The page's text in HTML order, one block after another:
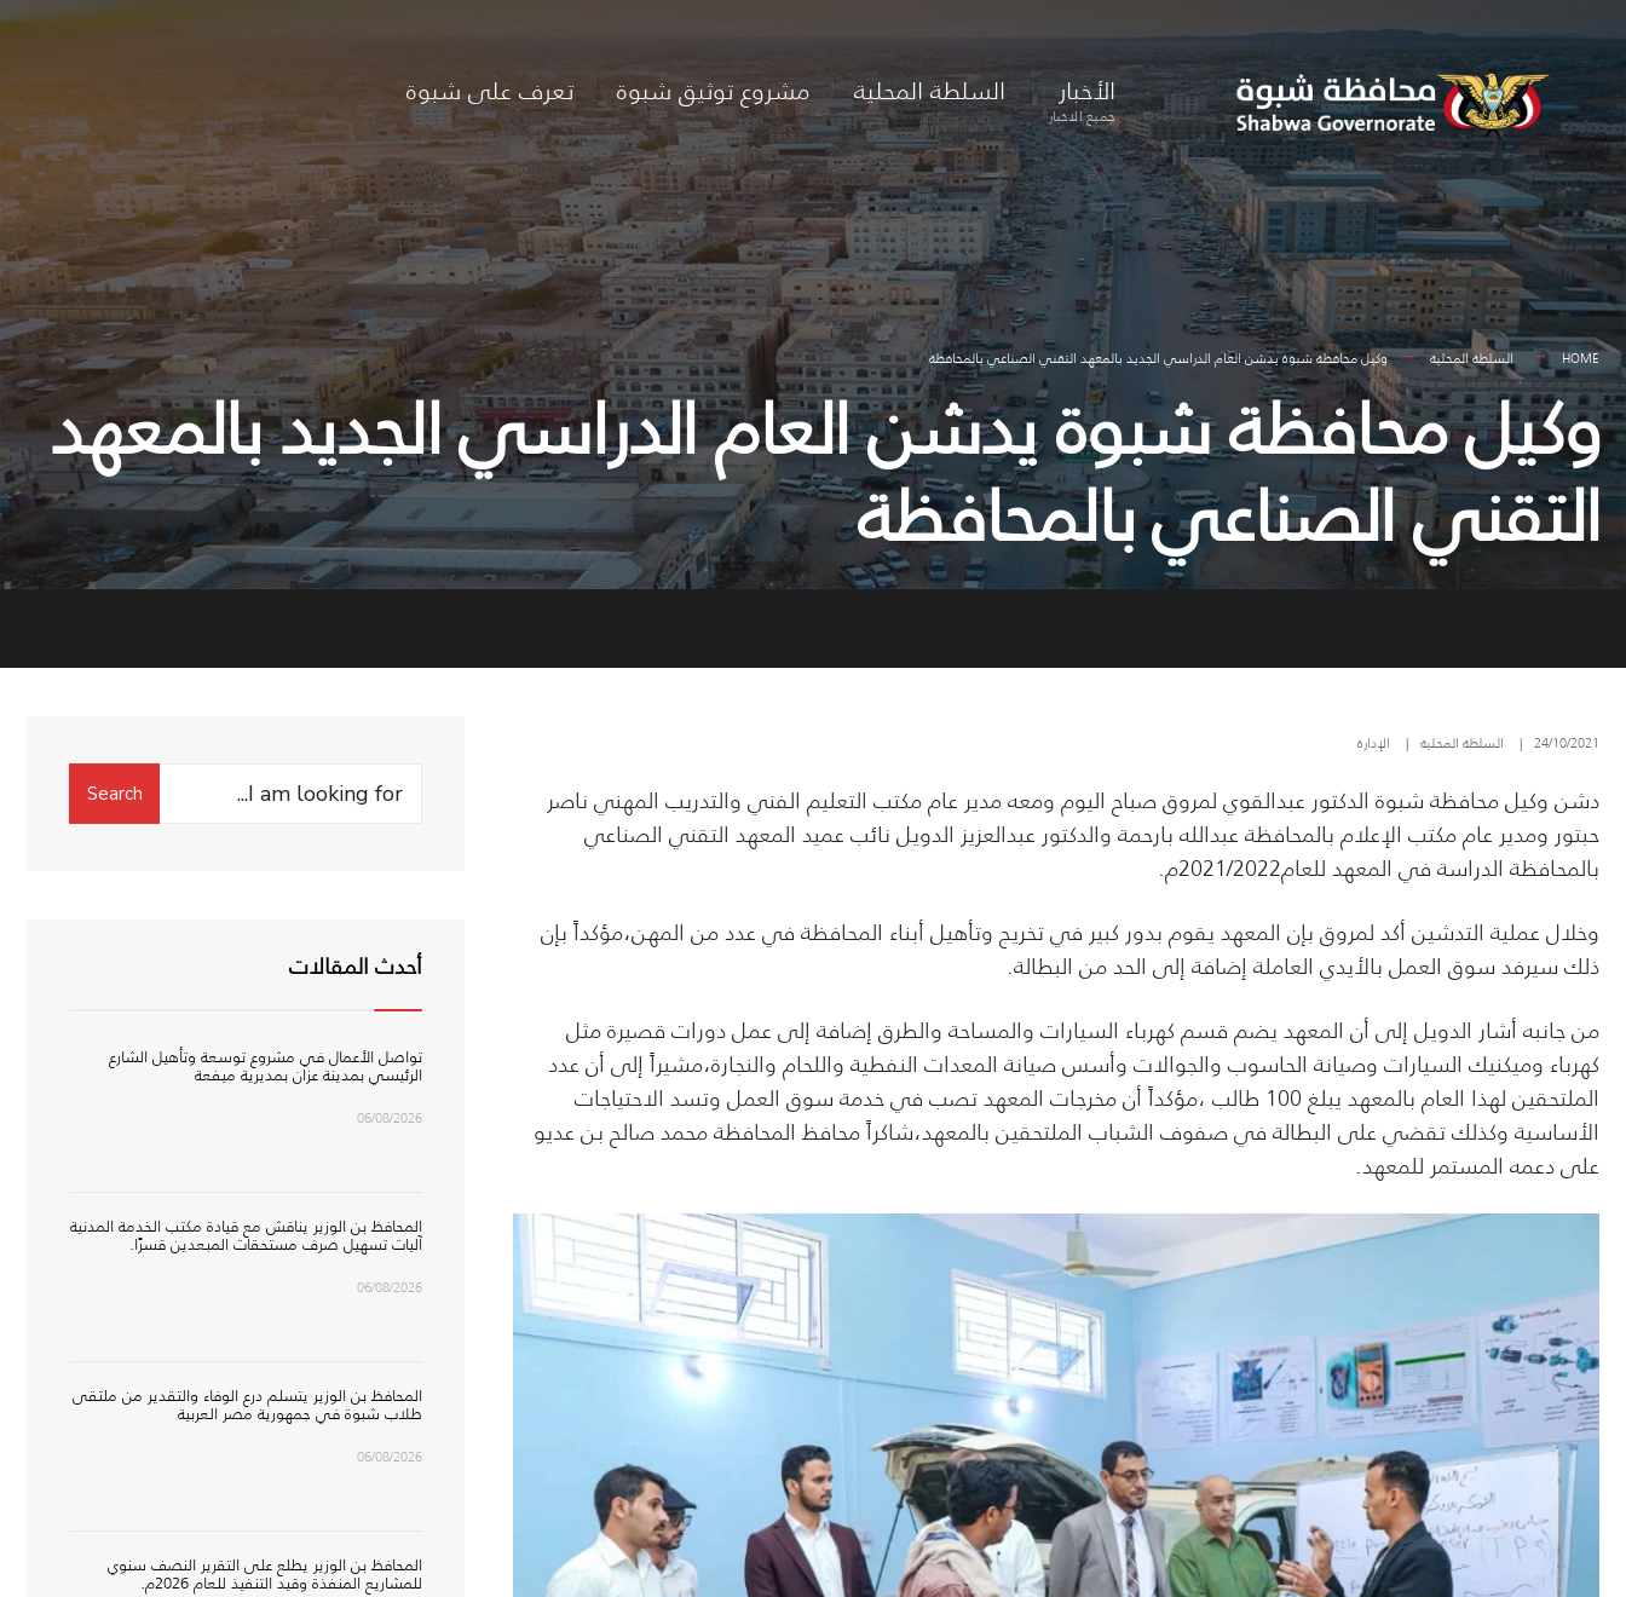
content
الأخبار
جميع الاخبار
السلطة المحلية مشروع توثيق شبوة تعرف على شبوة
HOME السلطة المحلية وكيل محافظة شبوة يدشن العام الدراسي الجديد بالمعهد التقني الصناعي بالمحافظة
وكيل محافظة شبوة يدشن العام الدراسي الجديد بالمعهد
التقني الصناعي بالمحافظة
24/10/2021
| السلطة المحلية | الإدارة
دشن وكيل محافظة شبوة الدكتور عبدالقوي لمروق صباح اليوم ومعه مدير عام مكتب التعليم الفني والتدريب المهني ناصر
حبتور ومدير عام مكتب الإعلام بالمحافظة عبدالله بارحمة والدكتور عبدالعزيز الدويل نائب عميد المعهد التقني الصناعي
بالمحافظة الدراسة في المعهد للعام2021/2022م.
وخلال عملية التدشين أكد لمروق بإن المعهد يقوم بدور كبير في تخريج وتأهيل أبناء المحافظة في عدد من المهن،مؤكداً بإن
ذلك سيرفد سوق العمل بالأيدي العاملة إضافة إلى الحد من البطالة.
من جانبه أشار الدويل إلى أن المعهد يضم قسم كهرباء السيارات والمساحة والطرق إضافة إلى عمل دورات قصيرة مثل
كهرباء وميكنيك السيارات وصيانة الحاسوب والجوالات وأسس صيانة المعدات النفطية واللحام والنجارة،مشيراً إلى أن عدد
الملتحقين لهذا العام بالمعهد يبلغ 100 طالب ،مؤكداً أن مخرجات المعهد تصب في خدمة سوق العمل وتسد الاحتياجات
الأساسية وكذلك تقضي على البطالة في صفوف الشباب الملتحقين بالمعهد،شاكراً محافظ المحافظة محمد صالح بن عديو
على دعمه المستمر للمعهد.
Search
Search
أحدث المقالات
تواصل الأعمال في مشروع توسعة وتأهيل الشارع
الرئيسي بمدينة عزان بمديرية ميفعة
06/08/2026
المحافظ بن الوزير يناقش مع قيادة مكتب الخدمة المدنية
آليات تسهيل صرف مستحقات المبعدين قسرًا.
06/08/2026
المحافظ بن الوزير يتسلم درع الوفاء والتقدير من ملتقى
طلاب شبوة في جمهورية مصر العربية
06/08/2026
المحافظ بن الوزير يطلع على التقرير النصف سنوي
للمشاريع المنفذة وقيد التنفيذ للعام 2026م.